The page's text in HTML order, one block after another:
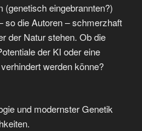
(genetisch eingebrannten?)
so die Autoren – schmerzhaft
der Natur stehen. Ob die
der KI oder eine
werden könne?
und modernster Genetik